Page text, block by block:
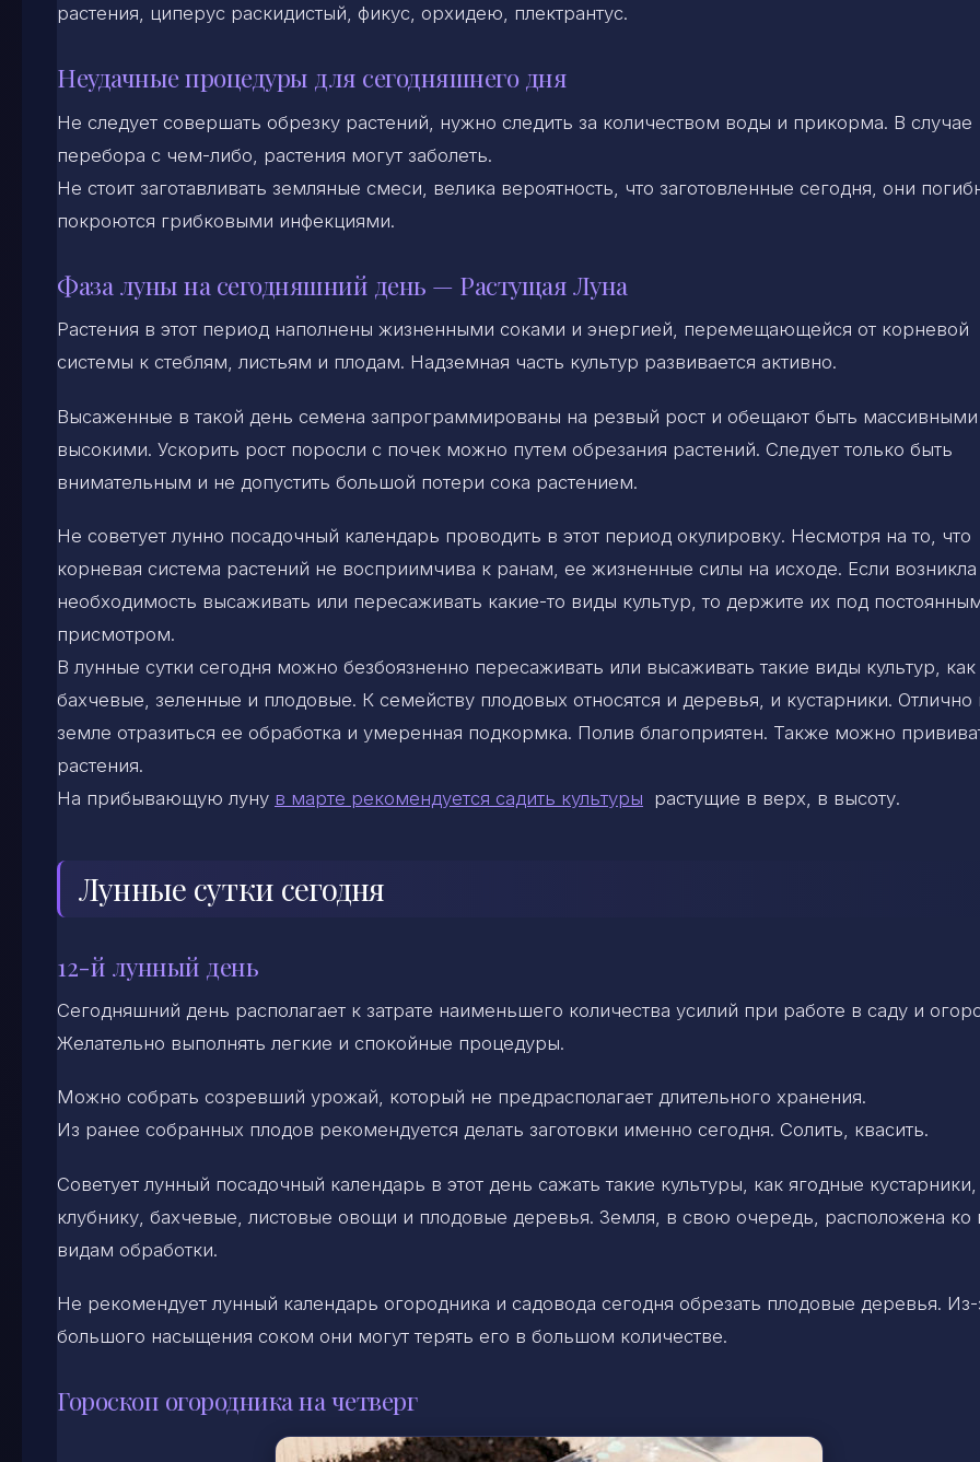
растения, циперус раскидистый, фикус, орхидею, плектрантус.
Неудачные процедуры для сегодняшнего дня
Не следует совершать обрезку растений, нужно следить за количеством воды и прикорма. В случае
перебора с чем-либо, растения могут заболеть.
Не стоит заготавливать земляные смеси, велика вероятность, что заготовленные сегодня, они
покроются грибковыми инфекциями.
Фаза луны на сегодняшний день — Растущая Луна
Растения в этот период наполнены жизненными соками и энергией, перемещающейся от корневой
системы к стеблям, листьям и плодам. Надземная часть культур развивается активно.
Высаженные в такой день семена запрограммированы на резвый рост и обещают быть
высокими. Ускорить рост поросли с почек можно путем обрезания растений. Следует только быть
внимательным и не допустить большой потери сока растением.
Не советует лунно посадочный календарь проводить в этот период окулировку. Несмотря на то, что
корневая система растений не восприимчива к ранам, ее жизненные силы на исходе. Если возникла
необходимость высаживать или пересаживать какие-то виды культур, то держите их под
присмотром.
В лунные сутки сегодня можно безбоязненно пересаживать или высаживать такие виды культур, как
бахчевые, зеленные и плодовые. К семейству плодовых относятся и деревья, и кустарники. Отлично
земле отразиться ее обработка и умеренная подкормка. Полив благоприятен. Также можно
растения.
На прибывающую луну в марте рекомендуется садить культуры растущие в верх, в высоту.
Лунные сутки сегодня
12-й лунный день
Сегодняшний день располагает к затрате наименьшего количества усилий при работе в саду и
Желательно выполнять легкие и спокойные процедуры.
Можно собрать созревший урожай, который не предрасполагает длительного хранения.
Из ранее собранных плодов рекомендуется делать заготовки именно сегодня. Солить, квасить.
Советует лунный посадочный календарь в этот день сажать такие культуры, как ягодные кустарники,
клубнику, бахчевые, листовые овощи и плодовые деревья. Земля, в свою очередь, расположена ко
видам обработки.
Не рекомендует лунный календарь огородника и садовода сегодня обрезать плодовые деревья. Из-
большого насыщения соком они могут терять его в большом количестве.
Гороскоп огородника на четверг